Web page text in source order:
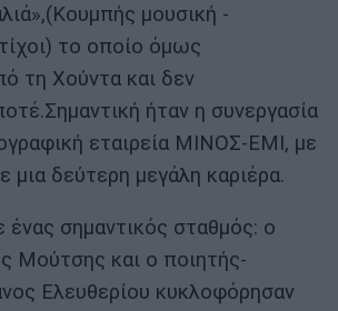
μουσική -
το οποίο όμως
τη Χούντα και δεν
ήταν η συνεργασία
εταιρεία ΜΙΝΟΣ-ΕΜΙ, με
μια δεύτερη μεγάλη καριέρα.
ένας σημαντικός σταθμός: ο
Μούτσης και ο ποιητής-
Ελευθερίου κυκλοφόρησαν